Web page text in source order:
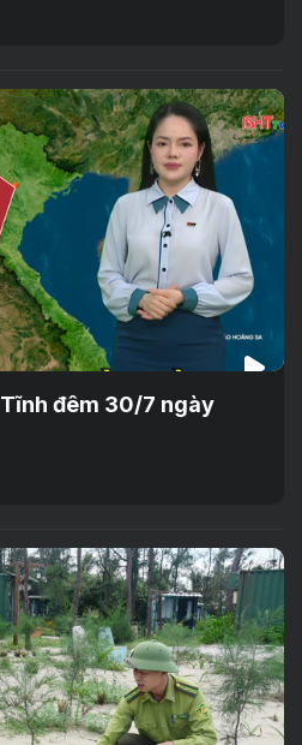
đêm 30/7 ngày